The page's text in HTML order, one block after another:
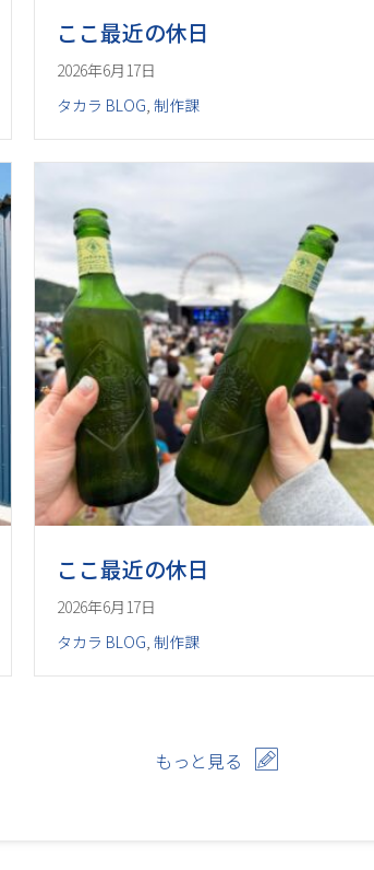
ここ最近の休日
2026年6月17日
タカラ BLOG,制作課
ここ最近の休日
2026年6月17日
タカラ BLOG ,制作課
もっと見る